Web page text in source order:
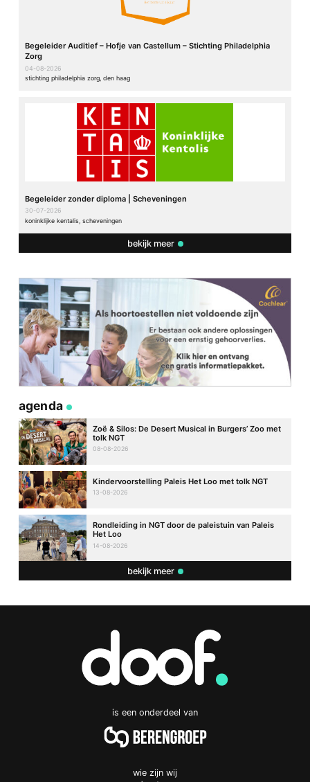
Begeleider Auditief – Hofje van Castellum – Stichting Philadelphia
Zorg
04-08-2026
stichting philadelphia zorg, den haag
Begeleider zonder diploma | Scheveningen
30-07-2026
koninklijke kentalis, scheveningen
bekijk meer
agenda
Zoë & Silos: De Desert Musical in Burgers’ Zoo met
tolk NGT
08-08-2026
Kindervoorstelling Paleis Het Loo met tolk NGT
13-08-2026
Rondleiding in NGT door de paleistuin van Paleis
Het Loo
14-08-2026
bekijk meer
is een onderdeel van
wie zijn wij